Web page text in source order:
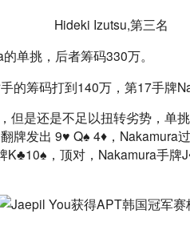
Hideki Izutsu,第三名
单挑，后者筹码330万。
的筹码打到140万，第17手牌
但是还是不足以扭转劣势，单
牌发出 9♥ Q♠ 4♦，Nakamura
K♣10♠，顶对，Nakamura手牌